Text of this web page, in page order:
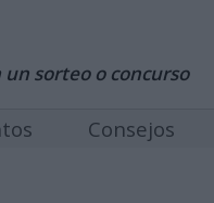
un sorteo o concurso
Consejos